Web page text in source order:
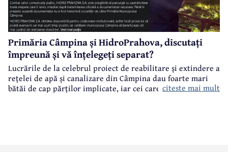
Primăria Câmpina și HidroPrahova, discutați
împreună și vă înțelegeți separat?
Lucrările de la celebrul proiect de reabilitare și extindere a
rețelei de apă și canalizare din Câmpina dau foarte mari
bătăi de cap părților implicate, iar cei care suferă sunt
citeste mai mult